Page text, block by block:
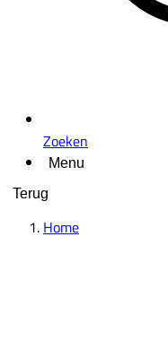
Zoeken
Menu
Terug
Home